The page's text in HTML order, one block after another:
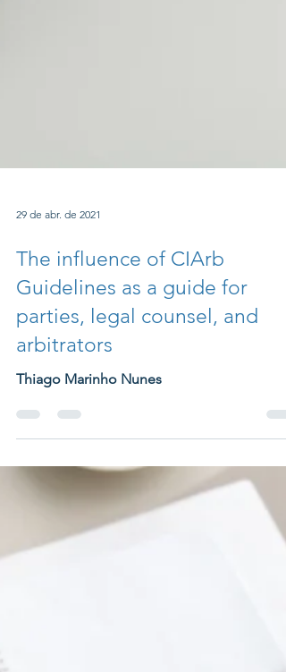
The influence of CIArb
Guidelines as a guide for
parties, legal counsel, and
arbitrators
Thiago Marinho Nunes